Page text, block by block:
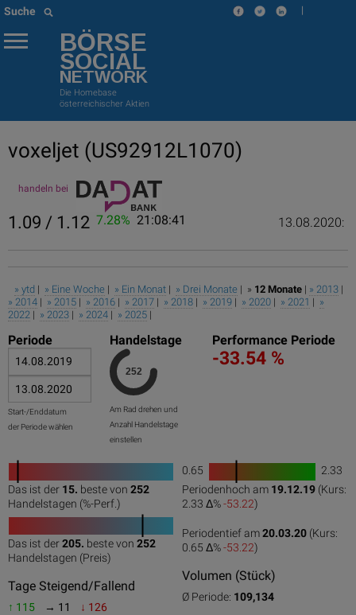
Suche |
BÖRSE
SOCIAL
NETWORK
Die Homebase
österreichischer Aktien
voxeljet (US92912L1070)
handeln bei
13.08.2020:
1.09 / 1.12 7.28% 21:08:41
» ytd | » Eine Woche | » Ein Monat | » Drei Monate | » 12 Monate | » 2013 |
» 2014 | » 2015 | » 2016 | » 2017 | » 2018 | » 2019 | » 2020 | » 2021 | »
2022 | » 2023 | » 2024 | » 2025 |
Periode
Start-/Enddatum
der Periode wählen
Handelstage
Am Rad drehen und
Anzahl Handelstage
einstellen
Performance Periode
-33.54 %
0 50
Das ist der 15. beste von 252
Handelstagen (%-Perf.)
0 50
Das ist der205. beste von 252
Handelstagen (Preis)
Tage Steigend/Fallend
↑ 115 → 11 ↓ 126
0.65
1
0 100
2.33
Periodenhoch am 19.12.19 (Kurs:
2.33 Δ%-53.22)
Periodentief am20.03.20 (Kurs:
0.65 Δ%-53.22)
Volumen (Stück)
Ø Periode: 109,134